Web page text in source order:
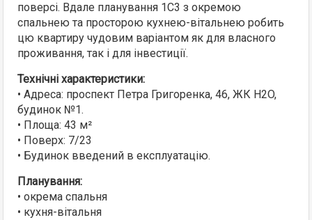
поверсі. Вдале планування 1С3 з окремою
спальнею та просторою кухнею-вітальнею робить
цю квартиру чудовим варіантом як для власного
проживання, так і для інвестиції.
Технічні характеристики:
• Адреса: проспект Петра Григоренка, 46, ЖК H2O,
будинок №1.
• Площа: 43 м²
• Поверх: 7/23
• Будинок введений в експлуатацію.
Планування:
• окрема спальня
• кухня-вітальня